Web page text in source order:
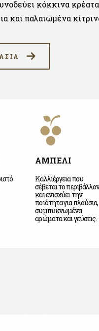
κόκκινα
και παλαιωμένα
ΑΜΠΕΛΙ
Καλλιέργεια που
σέβεται το
και ενισχύει την
ποιότητα για πλούσια,
συμπυκνωμένα
αρώματα και γεύσεις.